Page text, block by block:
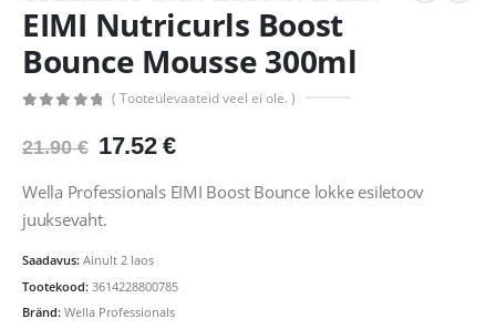
EIMI Nutricurls Boost
Bounce Mousse 300ml
( Tooteülevaateid veel ei ole. )
21.90€ Algne
oli:
21.90 €.
17.52 €Praegune
on:
Wella Professionals EIMI Boost Bounce lokke esiletoov
juuksevaht.
Saadavus: Ainult 2 laos
Tootekood: 3614228800785
Bränd: Wella Professionals